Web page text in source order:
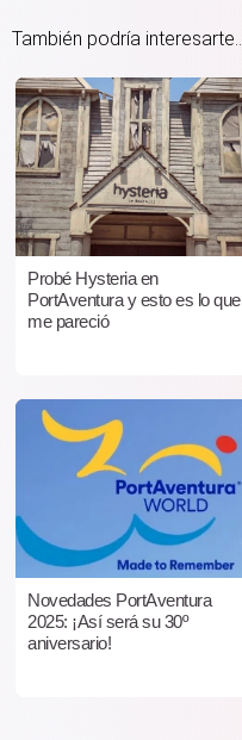
También podría interesarte...
Probé Hysteria en
PortAventura y esto es lo que
me pareció
Novedades PortAventura
2025: ¡Así será su 30º
aniversario!